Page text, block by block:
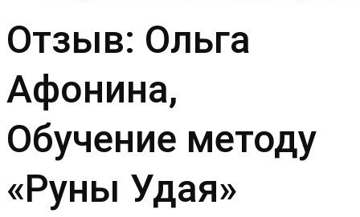
Отзыв: Ольга
Афонина,
Обучение методу
«Руны Удая»